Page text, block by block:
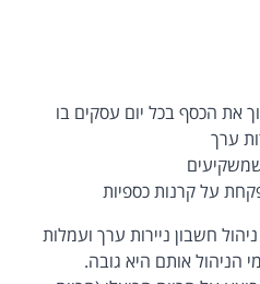
את הכסף בכל יום עסקים בו
ערך
על קרנות כספיות
חשבון ניירות ערך ועמלות
הניהול אותם היא גובה.